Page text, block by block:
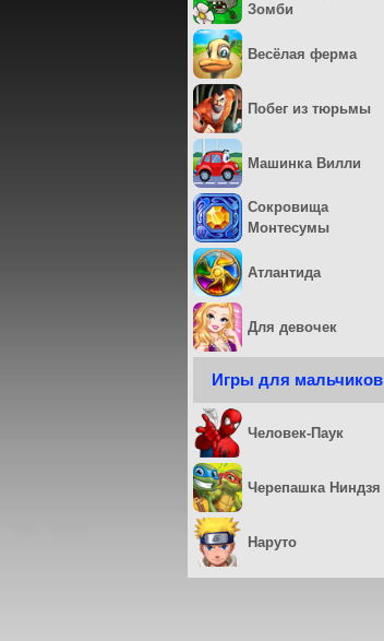
Зомби
Весёлая ферма
Побег из тюрьмы
Машинка Вилли
Сокровища
Монтесумы
Атлантида
Для девочек
Игры для мальчиков
Человек-Паук
Черепашка Ниндзя
Наруто